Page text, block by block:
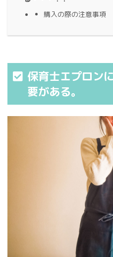
購入の際の注意事項
保育士エプロン
要がある。